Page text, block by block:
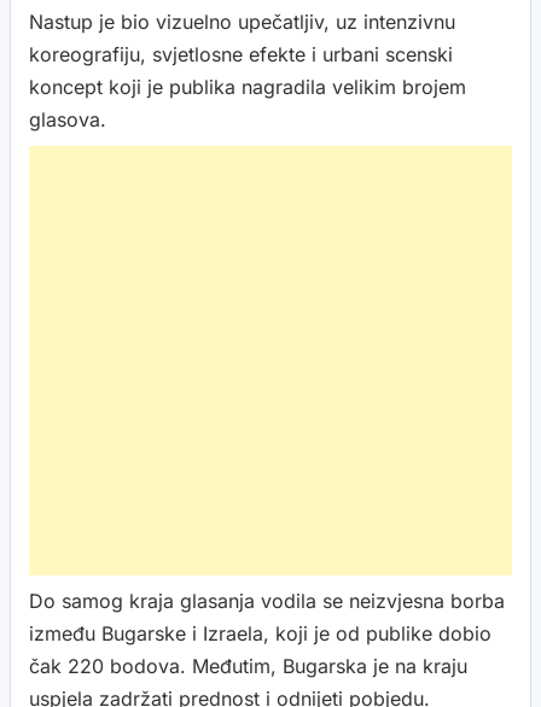
Nastup je bio vizuelno upečatljiv, uz intenzivnu
koreografiju, svjetlosne efekte i urbani scenski
koncept koji je publika nagradila velikim brojem
glasova.
Do samog kraja glasanja vodila se neizvjesna borba
između Bugarske i Izraela, koji je od publike dobio
čak 220 bodova. Međutim, Bugarska je na kraju
uspjela zadržati prednost i odnijeti pobjedu.